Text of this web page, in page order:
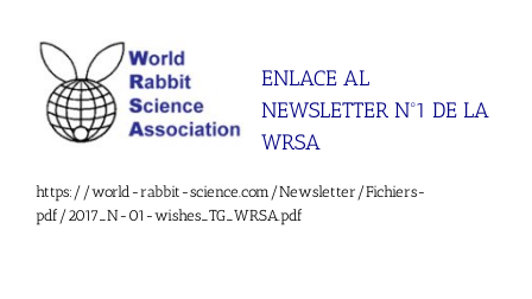
Contactar
WooCommerce My Account
WooCommerce Cart
ENLACE AL
NEWSLETTER Nº1 DE LA
WRSA
https://world-rabbit-science.com/Newsletter/Fichiers-
pdf/2017_N-01-wishes_TG_WRSA.pdf